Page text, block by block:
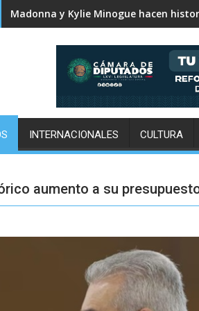
Karol G revela el tracklist de No me
INTERNACIONALES CULTURA
aumento a su